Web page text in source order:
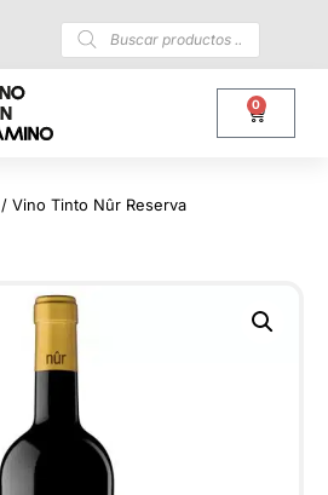
0
/ Vino Tinto Nûr Reserva